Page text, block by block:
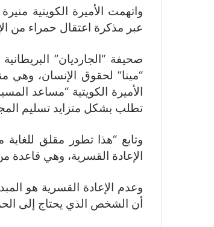
واتهمت الأميرة الكويتية
عبر مذكرة اعتقال حمراء من
صحيفة “الجارديان”
“مينا” لحقوق الإنسان، وهي
الأميرة الكويتية “مساعد
تطلب بشكل متزايد تسليم
وتابع “هذا تطور مقلق
الإعادة القسرية، وهي قاعدة
وعدم الإعادة القسرية هو
أن الشخص الذي يحتاج إلى